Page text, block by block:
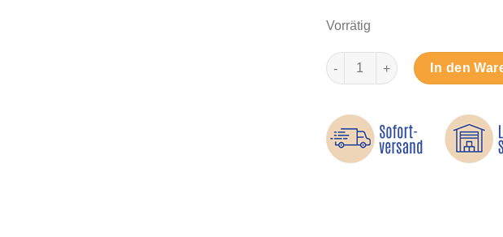
Vorrätig
Farbauffrischer schwarz Menge
In den